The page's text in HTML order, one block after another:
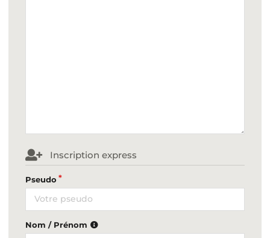
Inscription express
Pseudo
Nom / Prénom